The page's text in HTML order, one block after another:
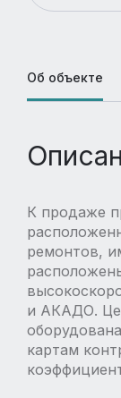
Об объекте
К продаже
ремонтов,
и АКАДО.
картам